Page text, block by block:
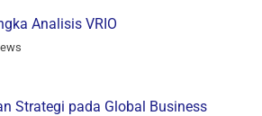
Analisis VRIO
Strategi pada Global Business